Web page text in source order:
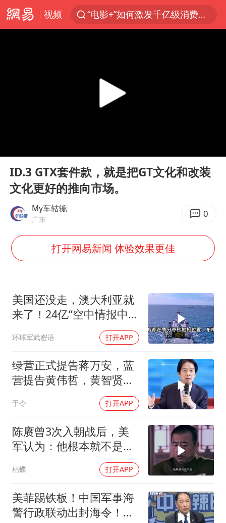
视频
“电影+”如何激发千亿级消费新活力？
美股创4月份以来最大单周涨幅
王虹邓煜的同学获统计学界诺贝尔奖
老人离世案亲属质疑记录仪
38岁演员求职万岁山NPC成功
夯实基础开新局
Play
ID.3 GTX套件款，就是把GT文化和改装
文化更好的推向市场。
My车轱辘
广东 0
打开网易新闻 体验效果更佳
美国还没走，澳大利亚就
来了！24亿“空中情报中
心”刚到手就杀入南海
环球军武密语 打开APP
绿营正式提告蒋万安，蓝
营提告黄伟哲，黄智贤不
于令 打开APP
陈赓曾3次入朝战后，美
军认为：他根本就不是来
枯蝶 打开APP
美菲踢铁板！中国军事海
警行政联动出封海令！台